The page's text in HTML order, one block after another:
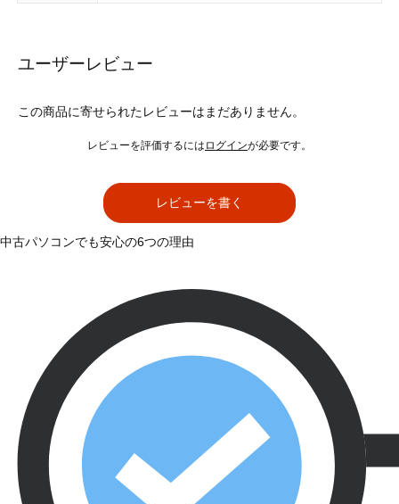
ユーザーレビュー
この商品に寄せられたレビューはまだありません。
レビューを評価するには ログインが必要です。
レビューを書く
中古パソコンでも安心の6つの理由